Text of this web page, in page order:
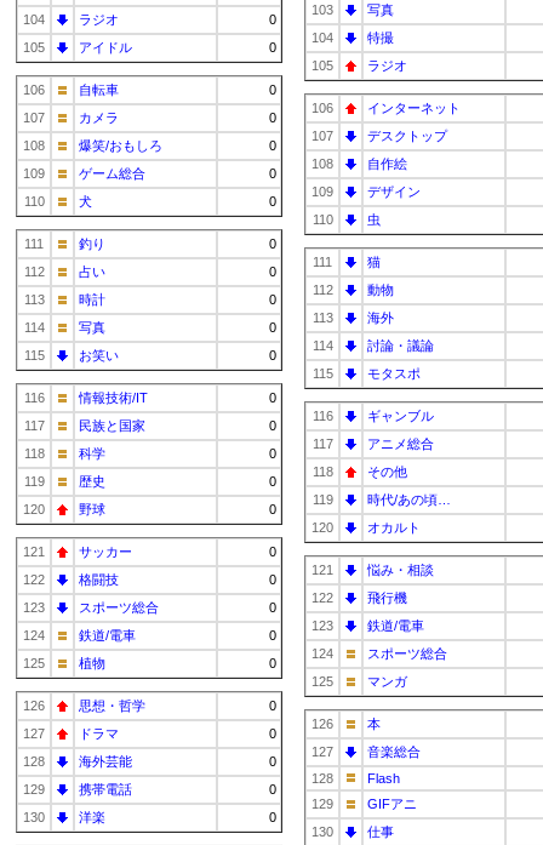
104 ラジオ
0
105
アイドル 0
106 自転車
0
107
カメラ
0
108
爆笑/おもしろ
0
109
ゲーム総合
0
110
犬 0
111 釣り
0
112
占い
0
113
時計
0
114
写真
0
115
お笑い 0
116 情報技術/IT
0
117
民族と国家
0
118
科学
0
119
歴史
0
120
野球 0
121 サッカー
0
122
格闘技
0
123
スポーツ総合
0
124
鉄道/電車
0
125
植物 0
126 思想・哲学
0
127
ドラマ
0
128
海外芸能
0
129
携帯電話
0
130
洋楽 0
103
写真
104
特撮
105
ラジオ
106
インターネット
107
デスクトップ
108
自作絵
109
デザイン
110
虫
111
猫
112
動物
113
海外
114
討論・議論
115
モタスポ
116
ギャンブル
117
アニメ総合
118
その他
119
時代/あの頃…
120
オカルト
121
悩み・相談
122
飛行機
123
鉄道/電車
124
スポーツ総合
125
マンガ
126
本
127
音楽総合
128
Flash
129
GIFアニ
130
仕事